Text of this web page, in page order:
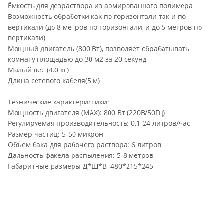
Ёмкость для дезраствора из армированного полимера
Возможность обработки как по горизонтали так и по
вертикали (до 8 метров по горизонтали, и до 5 метров по
вертикали)
Мощный двигатель (800 Вт), позволяет обрабатывать
комнату площадью до 30 м2 за 20 секунд
Малый вес (4.0 кг)
Длина сетевого кабеля(5 м)
Технические характеристики:
Мощность двигателя (MAX): 800 Вт (220В/50Гц)
Регулируемая производительность: 0,1-24 литров/час
Размер частиц: 5-50 микрон
Объем бака для рабочего раствора: 6 литров
Дальность факела распыления: 5-8 метров
Габаритные размеры Д*Ш*В 480*215*245